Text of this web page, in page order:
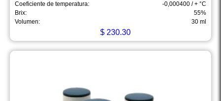
Coeficiente de temperatura:
-0,000400 / + °C
Brix:
55%
Volumen:
30 ml
$ 230.30